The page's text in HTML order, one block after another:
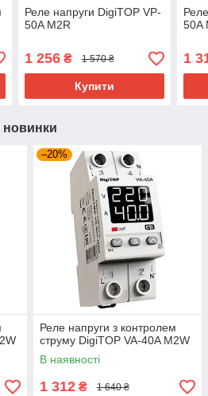
Реле напруги DigiTOP VP-
50A M2R
1 256₴ 1 570 ₴
Купити
50A
1
новинки
–20%
Реле напруги з контролем
струму DigiTOP VA-40A M2W
В наявності
1 312 ₴ 1 640 ₴